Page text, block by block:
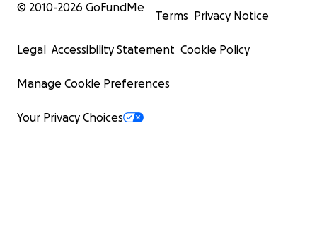
© 2010-2026 GoFundMe
Terms Privacy Notice
Legal Accessibility Statement Cookie Policy
Manage Cookie Preferences
Your Privacy Choices